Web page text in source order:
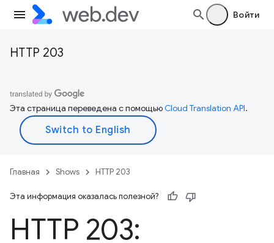
Войти
HTTP 203
Эта страница переведена с помощьюCloud Translation API.
Главная Shows HTTP 203
Эта информация оказалась полезной?
HTTP 203: